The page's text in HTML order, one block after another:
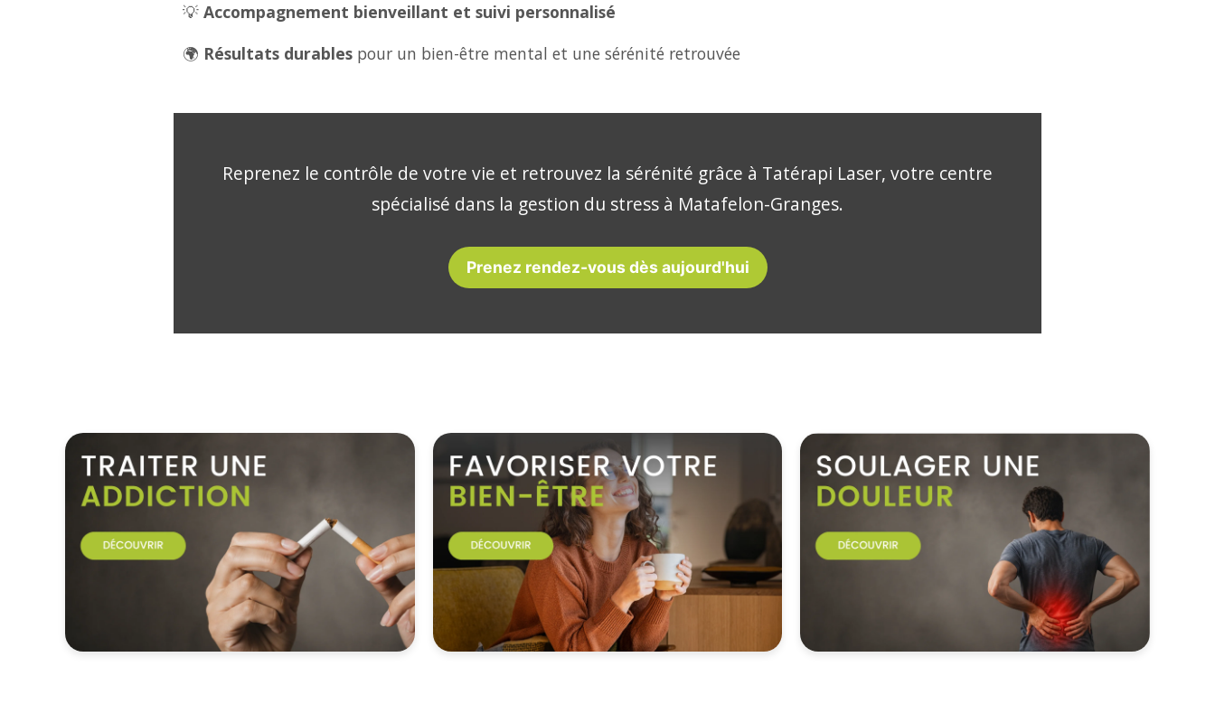
💡 Accompagnement bienveillant et suivi personnalisé
🌍 Résultats durables pour un bien-être mental et une sérénité retrouvée
Reprenez le contrôle de votre vie et retrouvez la sérénité grâce à Tatérapi Laser, votre centre
spécialisé dans la gestion du stress à Matafelon-Granges.
Prenez rendez-vous dès aujourd'hui